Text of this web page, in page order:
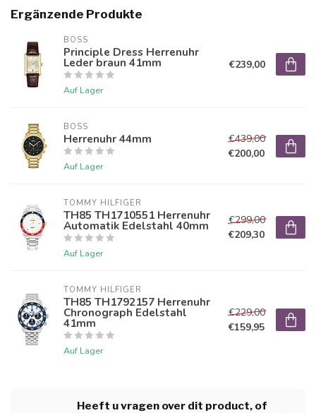
Ergänzende Produkte
BOSS
Principle Dress Herrenuhr
Leder braun 41mm
Auf Lager
€239,00
BOSS
Herrenuhr 44mm
Auf Lager
€439,00
€200,00
TOMMY HILFIGER
TH85 TH1710551 Herrenuhr
Automatik Edelstahl 40mm
Auf Lager
€299,00
€209,30
TOMMY HILFIGER
TH85 TH1792157 Herrenuhr
Chronograph Edelstahl
41mm
Auf Lager
€229,00
€159,95
Heeft u vragen over dit product, of